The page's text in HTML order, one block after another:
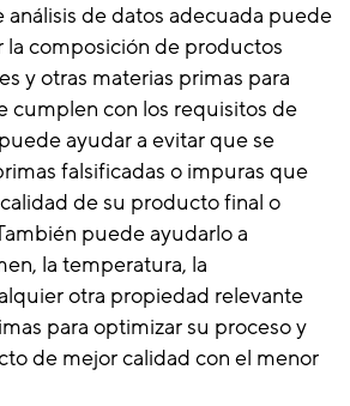
análisis de datos adecuada puede
la composición de productos
y otras materias primas para
cumplen con los requisitos de
ayudar a evitar que se
falsificadas o impuras que
de su producto final o
puede ayudarlo a
la temperatura, la
otra propiedad relevante
para optimizar su proceso y
de mejor calidad con el menor